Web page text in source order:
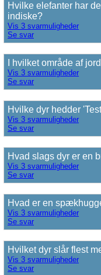
Hvilke elefanter har
indiske?
Vis 3 svarmuligheder
Se svar
I hvilket område af
Vis 3 svarmuligheder
Se svar
Hvilke dyr hedder
Vis 3 svarmuligheder
Se svar
Hvad slags dyr er en
Vis 3 svarmuligheder
Se svar
Hvad er en
Vis 3 svarmuligheder
Se svar
Hvilket dyr slår flest
Vis 3 svarmuligheder
Se svar